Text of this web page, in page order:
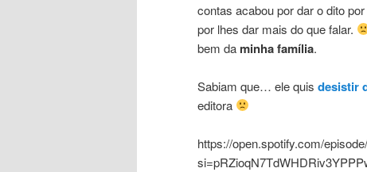
contas acabou por dar o dito
por lhes dar mais do que falar.
bem da minha família.
Sabiam que… ele quis desistir
editora
https://open.spotify.com/